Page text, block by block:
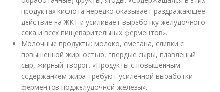
продуктах кислота нередко оказывает раздражающее
действие на ЖКТ и усиливает выработку желудочного
сока и всех пищеварительных ферментов».
Молочные продукты: молоко, сметана, сливки с
повышенной жирностью, твердые сыры, плавленый
сыр, жирный творог. «Продукты с повышенным
содержанием жира требуют усиленной выработки
ферментов поджелудочной железы».